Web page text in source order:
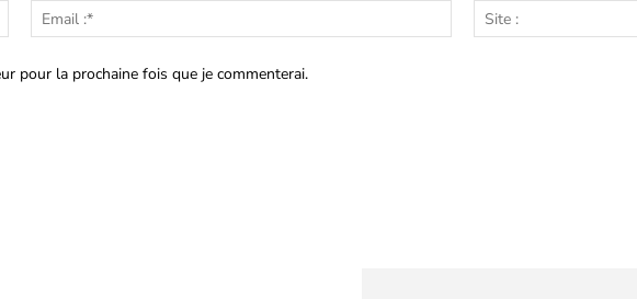
:*
Email
:*
pour la prochaine fois que je commenterai.